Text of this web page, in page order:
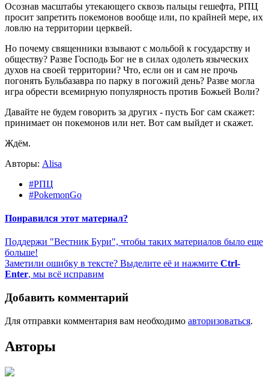
Осознав масштабы утекающего сквозь пальцы гешефта, РПЦ
просит запретить покемонов вообще или, по крайней мере, их
ловлю на территории церквей.
Но почему священники взывают с мольбой к государству и
обществу? Разве Господь Бог не в силах одолеть языческих
духов на своей территории? Что, если он и сам не прочь
погонять Бульбазавра по парку в погожий день? Разве могла
игра обрести всемирную популярность против Божьей Воли?
Давайте не будем говорить за других - пусть Бог сам скажет:
принимает он покемонов или нет. Вот сам выйдет и скажет.
Ждём.
Авторы: Alisa
#РПЦ
#PokemonGo
Понравился этот материал?
Поддержи "Вестник Бури", чтобы таких материалов было еще
больше!
Заметили ошибку в тексте? Выделите её и нажмите Ctrl-
Enter, мы всё исправим
Добавить комментарий
Для отправки комментария вам необходимо авторизоваться.
Авторы